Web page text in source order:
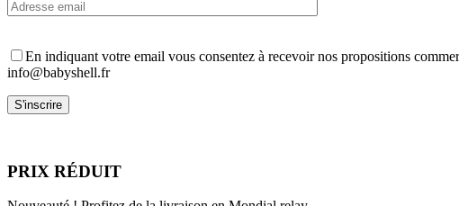
En indiquant votre email vous consentez à recevoir nos propositions
info@babyshell.fr
PRIX RÉDUIT